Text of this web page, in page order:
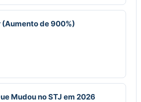
de 900%)
Mudou no STJ em 2026